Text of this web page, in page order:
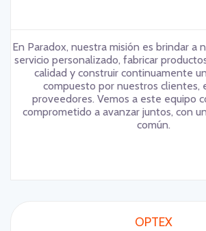
En Paradox, nuestra misión es brindar a
servicio personalizado, fabricar
calidad y construir continuamente
compuesto por nuestros clientes,
proveedores. Vemos a este equipo
comprometido a avanzar juntos, con
común.
OPTEX